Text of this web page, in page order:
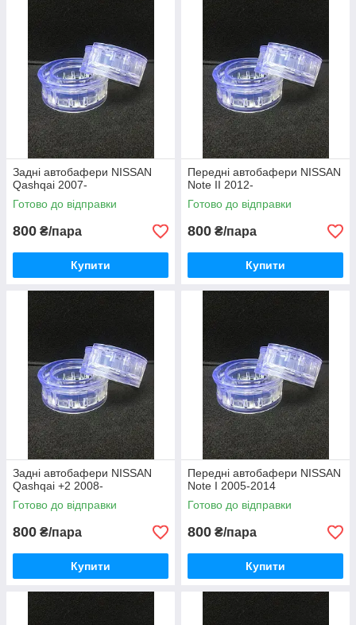
Задні автобафери NISSAN
Qashqai 2007-
Готово до відправки
800 ₴/пара
Купити
Передні автобафери NISSAN
Note II 2012-
Готово до відправки
800 ₴/пара
Купити
Задні автобафери NISSAN
Qashqai +2 2008-
Готово до відправки
800 ₴/пара
Купити
Передні автобафери NISSAN
Note I 2005-2014
Готово до відправки
800 ₴/пара
Купити